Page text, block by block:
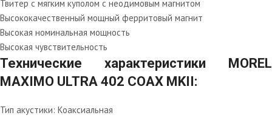
Твитер с мягким куполом с неодимовым магнитом
Высококачественный мощный ферритовый магнит
Высокая номинальная мощность
Высокая чувствительность
Технические характеристики MOREL
MAXIMO ULTRA 402 COAX MKII:
Тип акустики: Коаксиальная